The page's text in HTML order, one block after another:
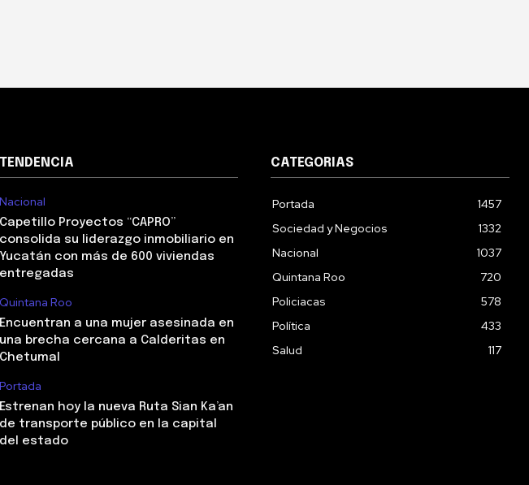
TENDENCIA
Nacional
Capetillo Proyectos “CAPRO”
consolida su liderazgo inmobiliario en
Yucatán con más de 600 viviendas
entregadas
Quintana Roo
Encuentran a una mujer asesinada en
una brecha cercana a Calderitas en
Chetumal
Portada
Estrenan hoy la nueva Ruta Sian Ka’an
de transporte público en la capital
del estado
CATEGORIAS
Portada
1457
Sociedad y Negocios
1332
Nacional
1037
Quintana Roo
720
Policiacas
578
Política
433
Salud
117